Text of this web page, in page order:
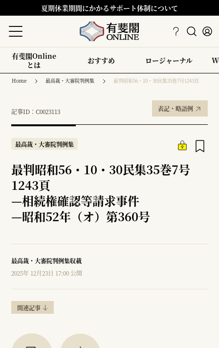
夏期休業期間にかかるサポート体制について
有斐閣Online
とは
おすすめ ロージャーナル
Home 最高裁・大審院判例集 最判昭和56・10・30民集35巻7号1243頁
記事ID：C0023113 表記・略語例
最高裁・大審院判例集
最判昭和56・10・30民集35巻7号
1243頁
—相続権確認等請求事件
—昭和52年（オ）第360号
最高裁・大審院判例集収載
2025年 12月23日 17:00 公開
関連記事